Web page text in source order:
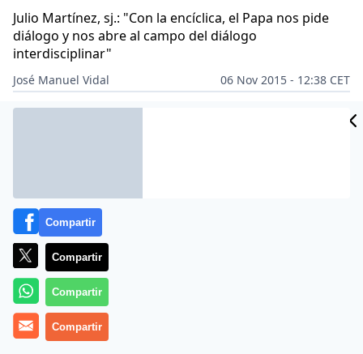
Julio Martínez, sj.: "Con la encíclica, el Papa nos pide
diálogo y nos abre al campo del diálogo
interdisciplinar"
José Manuel Vidal
06 Nov 2015 - 12:38 CET
Archivado en: RELIGIÓN
Compartir
Compartir
Compartir
Compartir